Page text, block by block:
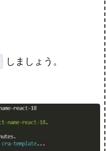
しましょう。